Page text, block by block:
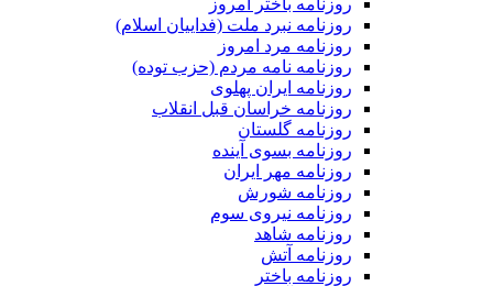
روزنامه باختر امروز
روزنامه نبرد ملت (فداییان اسلام)
روزنامه مرد امروز
روزنامه نامه مردم (حزب توده)
روزنامه ایران پهلوی
روزنامه خراسان قبل انقلاب
روزنامه گلستان
روزنامه بسوی آینده
روزنامه مهر ایران
روزنامه شورش
روزنامه نیروی سوم
روزنامه شاهد
روزنامه آتش
روزنامه باختر